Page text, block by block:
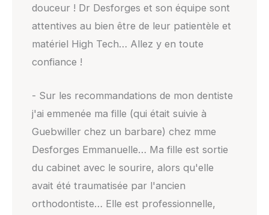
douceur ! Dr Desforges et son équipe sont
attentives au bien être de leur patientèle et
matériel High Tech… Allez y en toute
confiance !
- Sur les recommandations de mon dentiste
j'ai emmenée ma fille (qui était suivie à
Guebwiller chez un barbare) chez mme
Desforges Emmanuelle… Ma fille est sortie
du cabinet avec le sourire, alors qu'elle
avait été traumatisée par l'ancien
orthodontiste… Elle est professionnelle,